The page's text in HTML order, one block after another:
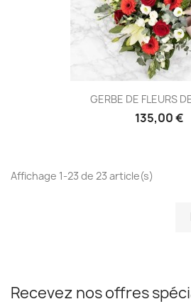
GERBE DE FLEURS
135,00 €
Affichage 1-23 de 23 article(s)
Recevez nos offres